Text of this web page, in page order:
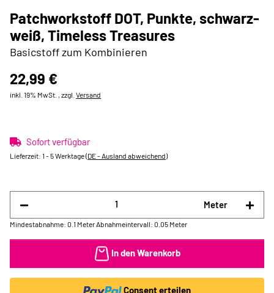
Patchworkstoff DOT, Punkte, schwarz-
weiß, Timeless Treasures
Basicstoff zum Kombinieren
22,99 €
inkl. 19% MwSt. , zzgl. Versand
Sofort verfügbar
Lieferzeit: 1 - 5 Werktage(DE - Ausland abweichend)
Meter
Mindestabnahme: 0.1 Meter Abnahmeintervall: 0.05 Meter
In den Warenkorb
Consent erteilen